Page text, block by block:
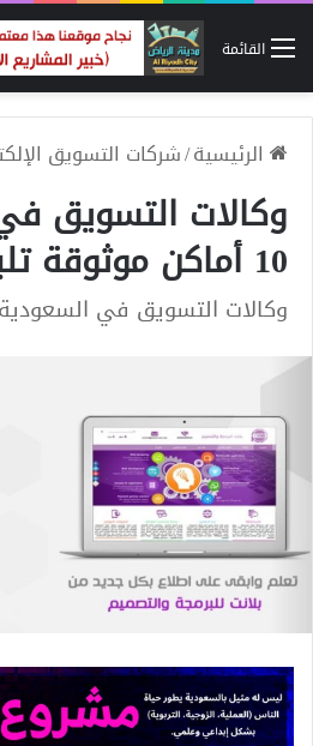
القائمة
الرئيسية/شركات التسويق
وكالات التسويق
10 أماكن موثوقة تلبي لك رغباتك
وكالات التسويق في السعودية